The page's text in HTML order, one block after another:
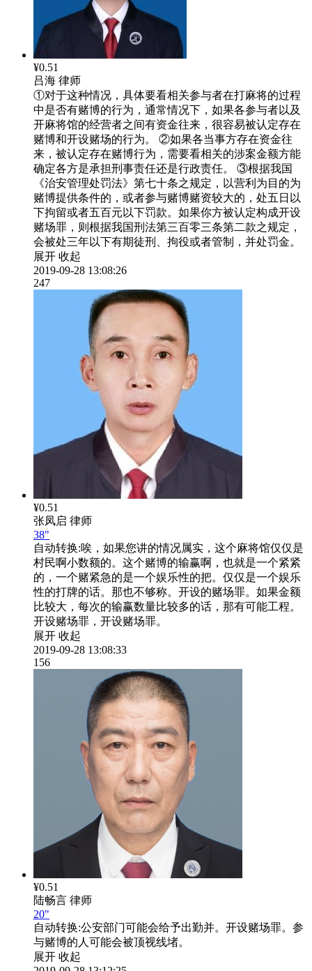
¥0.51
吕海 律师
①对于这种情况，具体要看相关参与者在打麻将的过程
中是否有赌博的行为，通常情况下，如果各参与者以及
开麻将馆的经营者之间有资金往来，很容易被认定存在
赌博和开设赌场的行为。 ②如果各当事方存在资金往
来，被认定存在赌博行为，需要看相关的涉案金额方能
确定各方是承担刑事责任还是行政责任。 ③根据我国
《治安管理处罚法》第七十条之规定，以营利为目的为
赌博提供条件的，或者参与赌博赌资较大的，处五日以
下拘留或者五百元以下罚款。如果你方被认定构成开设
赌场罪，则根据我国刑法第三百零三条第二款之规定，
会被处三年以下有期徒刑、拘役或者管制，并处罚金。
展开 收起
2019-09-28 13:08:26
247
¥0.51
张凤启 律师
38"
自动转换:唉，如果您讲的情况属实，这个麻将馆仅仅是
村民啊小数额的。这个赌博的输赢啊，也就是一个紧紧
的，一个赌紧急的是一个娱乐性的把。仅仅是一个娱乐
性的打牌的话。那也不够称。开设的赌场罪。如果金额
比较大，每次的输赢数量比较多的话，那有可能工程。
开设赌场罪，开设赌场罪。
展开 收起
2019-09-28 13:08:33
156
¥0.51
陆畅言 律师
20"
自动转换:公安部门可能会给予出勤并。开设赌场罪。参
与赌博的人可能会被顶视线堵。
展开 收起